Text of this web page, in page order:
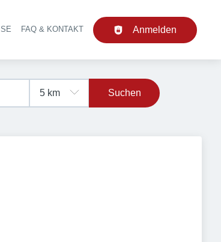
FAQ & KONTAKT Anmelden
Suchen